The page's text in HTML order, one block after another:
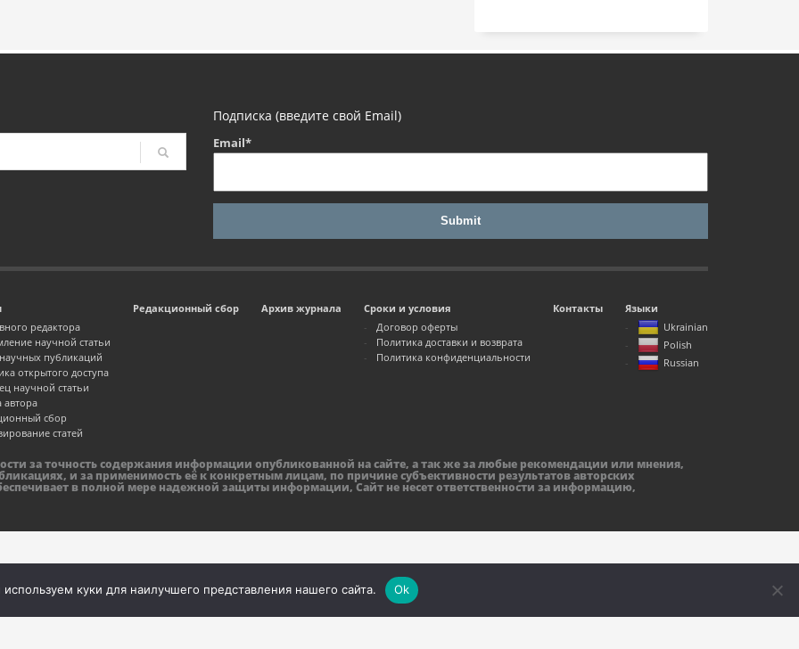
Подписка (введите свой Email)
Email*
редактора
научной статьи
публикаций
открытого доступа
научной статьи
автора
сбор
статей
Редакционный сбор Архив журнала
Сроки и условия
Договор оферты
Политика доставки и возврата
Политика конфиденциальности
Контакты
Языки
Ukrainian
Polish
Russian
за точность содержания информации опубликованной на сайте, а так же за любые рекомендации или мнения,
и за применимость её к конкретным лицам, по причине субъективности результатов авторских
в полной мере надежной защиты информации, Сайт не несет ответственности за информацию,
куки для наилучшего представления нашего сайта. Ok